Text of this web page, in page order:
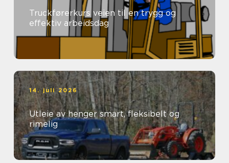
Truckførerkurs veien til en trygg og
effektiv arbeidsdag
14. juli 2026
Utleie av henger smart, fleksibelt og
rimelig